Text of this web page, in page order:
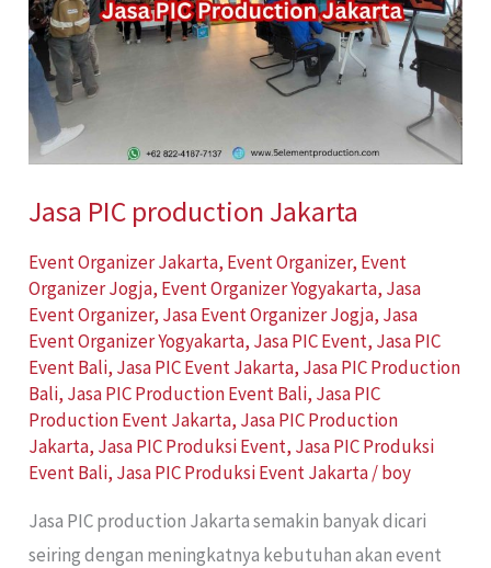
Jasa PIC production Jakarta
Event Organizer Jakarta, Event Organizer, Event
Organizer Jogja, Event Organizer Yogyakarta, Jasa
Event Organizer, Jasa Event Organizer Jogja, Jasa
Event Organizer Yogyakarta, Jasa PIC Event, Jasa PIC
Event Bali, Jasa PIC Event Jakarta, Jasa PIC Production
Bali, Jasa PIC Production Event Bali, Jasa PIC
Production Event Jakarta, Jasa PIC Production
Jakarta, Jasa PIC Produksi Event, Jasa PIC Produksi
Event Bali, Jasa PIC Produksi Event Jakarta/boy
Jasa PIC production Jakarta semakin banyak dicari
seiring dengan meningkatnya kebutuhan akan event